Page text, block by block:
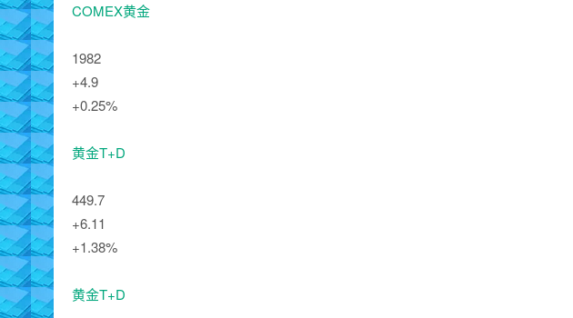
COMEX黄金
1982
+4.9
+0.25%
黄金T+D
449.7
+6.11
+1.38%
黄金T+D